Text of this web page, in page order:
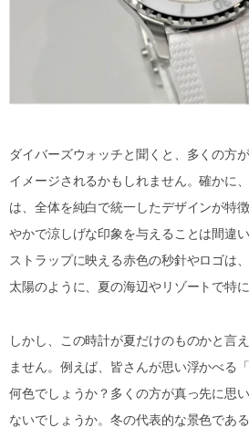
ダイバーズウォッチと聞くと、多くの方
イメージされるかもしれません。確かに
は、全体を純白で統一したデザインが特
やかで涼しげな印象を与えることは間違
ストラップに映える赤色の秒針やロゴは
太陽のように、夏の海辺やリゾートで特
しかし、この時計が夏だけのものかと言
ません。例えば、皆さんが思い浮かべる
何色でしょうか？多くの方が真っ先に思
ないでしょうか。冬の代表的な景色で